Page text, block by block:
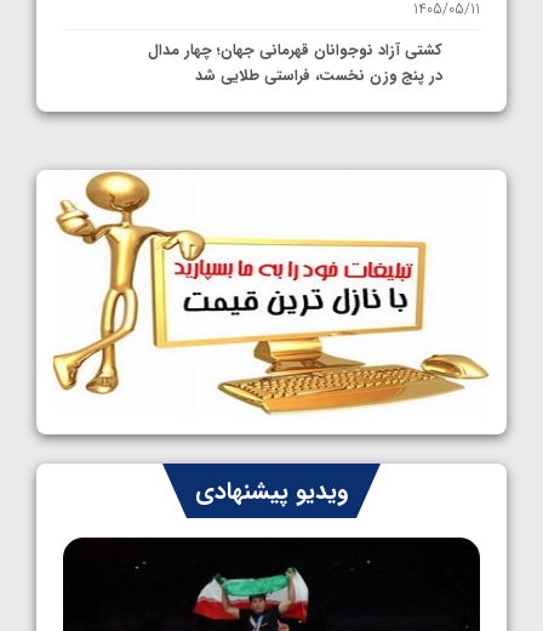
1405/05/11
کشتی آزاد نوجوانان قهرمانی جهان؛ چهار مدال
در پنج وزن نخست، فراستی طلایی شد
1405/05/11
کشتی آزاد نوجوانان جهان؛ رقبای نمایندگان
ایران مشخص شدند
1405/05/08
کشتی فرنگی نوجوانان جهان؛ سکوی تیمی
سوم برای ایران
1405/05/07
ایران چشم به راه چهار مدال در پنج وزن دوم
کشتی فرنگی نوجوانان جهان
1405/05/06
ویدیو پیشنهادی